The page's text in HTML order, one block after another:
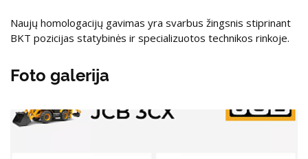
Naujų homologacijų gavimas yra svarbus žingsnis stiprinant
BKT pozicijas statybinės ir specializuotos technikos rinkoje.
Foto galerija